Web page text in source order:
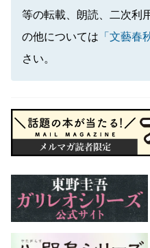
等の転載、朗読、二次利
の他については 「文藝春
さい。